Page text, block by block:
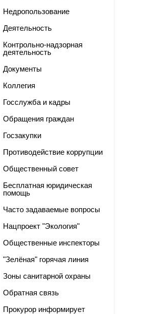
Недропользование
Деятельность
Контрольно-надзорная
деятельность
Документы
Коллегия
Госслужба и кадры
Обращения граждан
Госзакупки
Противодействие коррупции
Общественный совет
Бесплатная юридическая
помощь
Часто задаваемые вопросы
Нацпроект "Экология"
Общественные инспекторы
"Зелёная" горячая линия
Зоны санитарной охраны
Обратная связь
Прокурор информирует